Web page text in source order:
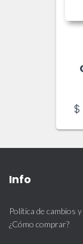
$
Info
Política de cambios
¿Cómo comprar?